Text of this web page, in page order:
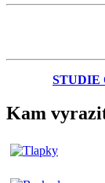
STUDIE
Kam